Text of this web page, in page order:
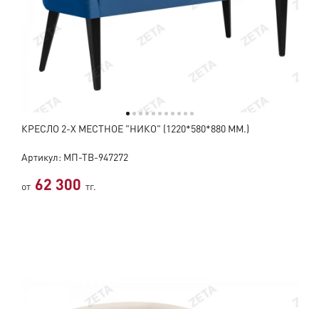
КРЕСЛО 2-Х МЕСТНОЕ "НИКО" (1220*580*880 ММ.)
Артикул: МП-ТВ-947272
от 62 300 тг.